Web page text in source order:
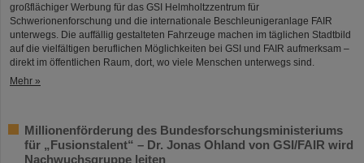
großflächiger Werbung für das GSI Helmholtzzentrum für
Schwerionenforschung und die internationale Beschleunigeranlage FAIR
unterwegs. Die auffällig gestalteten Fahrzeuge machen im täglichen Stadtbild
auf die vielfältigen beruflichen Möglichkeiten bei GSI und FAIR aufmerksam –
direkt im öffentlichen Raum, dort, wo viele Menschen unterwegs sind.
Mehr »
Millionenförderung des Bundesforschungsministeriums
für „Fusionstalent“ – Dr. Jonas Ohland von GSI/FAIR wird
Nachwuchsgruppe leiten